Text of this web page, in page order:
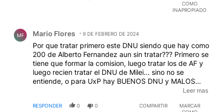
COMO
INAPROPIADO
MF Mario Flores 9 DE FEBRERO DE 2024
Por que tratar primero este DNU siendo que hay como
200 de Alberto Fernandez aun sin tratar??? Primero se
tiene que formar la comision, luego tratar los de AF y
luego recien tratar el DNU de Milei... sino no se
entiende, o para UxP hay BUENOS DNU y MALOS
DNU? Cierto me olvidaba de su doble vara, cuando
cuando no lo son, se vuelven constitucionalistas...un
Leer mas
RESPONDER 0 0 COMPARTIR
MARCAR